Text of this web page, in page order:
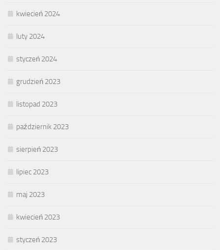
kwiecień 2024
luty 2024
styczeń 2024
grudzień 2023
listopad 2023
październik 2023
sierpień 2023
lipiec 2023
maj 2023
kwiecień 2023
styczeń 2023